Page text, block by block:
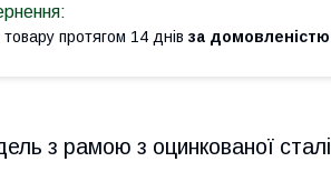
протягом 14 днів за домовленістю
з рамою з оцинкованої сталі